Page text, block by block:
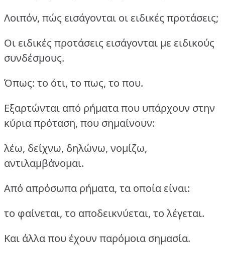
Λοιπόν, πώς εισάγονται οι ειδικές προτάσεις;
Οι ειδικές προτάσεις εισάγονται με ειδικούς
συνδέσμους.
Όπως: το ότι, το πως, το που.
Εξαρτώνται από ρήματα που υπάρχουν στην
κύρια πρόταση, που σημαίνουν:
λέω, δείχνω, δηλώνω, νομίζω,
αντιλαμβάνομαι.
Από απρόσωπα ρήματα, τα οποία είναι:
το φαίνεται, το αποδεικνύεται, το λέγεται.
Και άλλα που έχουν παρόμοια σημασία.